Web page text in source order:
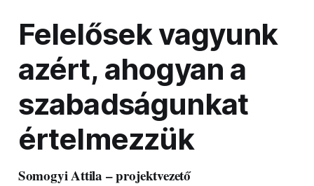
Felelősek vagyunk
azért, ahogyan a
szabadságunkat
értelmezzük
Somogyi Attila – projektvezető